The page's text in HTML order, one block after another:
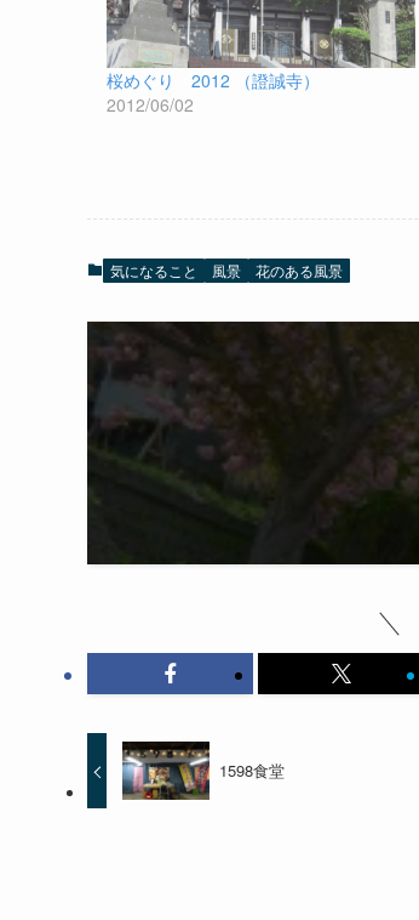
桜めぐり 2012 （證誠寺）
2012/06/02
気になること 風景 花のある風景
1598食堂